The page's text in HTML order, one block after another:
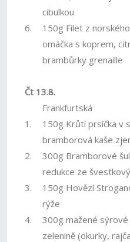
cibulkou
6.
150g Filet z
omáčka s koprem,
brambůrky grenaille
Čt 13.8.
Frankfurtská
1.
150g Krůtí prsíčka v
bramborová kaše
2.
300g Bramborové
redukce ze
3.
150g Hovězí
rýže
4.
300g mažené
zelenině (okurky,